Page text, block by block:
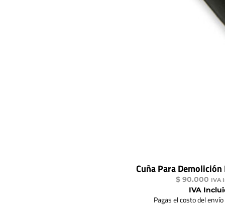
Cuña Para
$90.000 IVA
IVA
Pagas el costo del